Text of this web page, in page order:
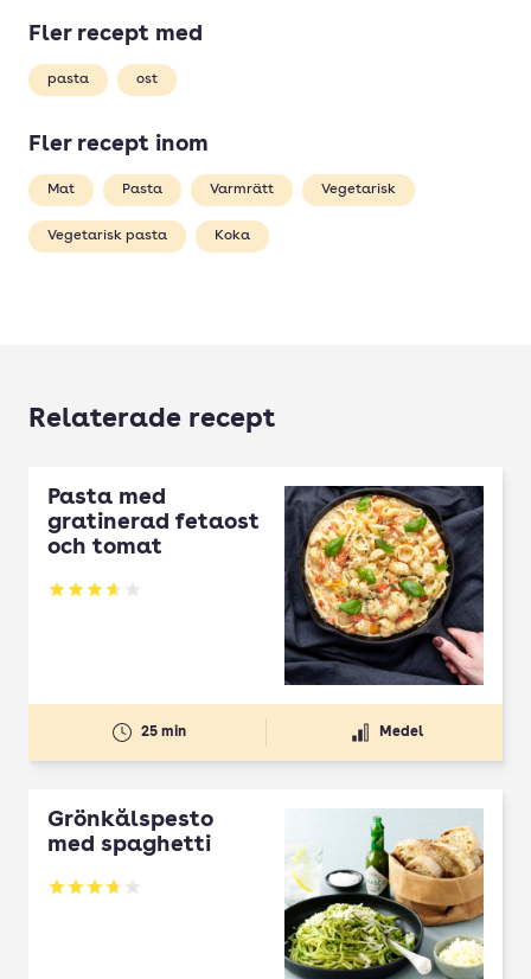
Fler recept med
pasta ost
Fler recept inom
Mat Pasta Varmrätt Vegetarisk
Vegetarisk pasta Koka
Relaterade recept
Pasta med
gratinerad fetaost
och tomat
Betyg: 3.66 av 5
25 min Medel
Grönkålspesto
med spaghetti
Betyg: 3.73 av 5